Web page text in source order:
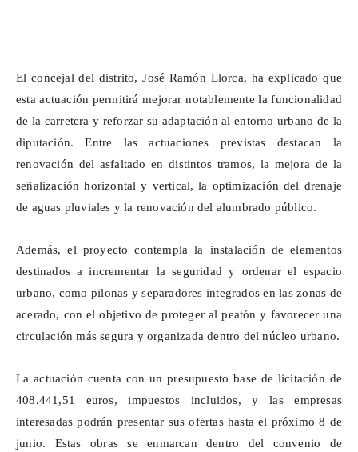
El concejal del distrito, José Ramón Llorca, ha explicado que
esta actuación permitirá mejorar notablemente la funcionalidad
de la carretera y reforzar su adaptación al entorno urbano de la
diputación. Entre las actuaciones previstas destacan la
renovación del asfaltado en distintos tramos, la mejora de la
señalización horizontal y vertical, la optimización del drenaje
de aguas pluviales y la renovación del alumbrado público.
Además, el proyecto contempla la instalación de elementos
destinados a incrementar la seguridad y ordenar el espacio
urbano, como pilonas y separadores integrados en las zonas de
acerado, con el objetivo de proteger al peatón y favorecer una
circulación más segura y organizada dentro del núcleo urbano.
La actuación cuenta con un presupuesto base de licitación de
408.441,51 euros, impuestos incluidos, y las empresas
interesadas podrán presentar sus ofertas hasta el próximo 8 de
junio. Estas obrasse enmarcan dentro del convenio de